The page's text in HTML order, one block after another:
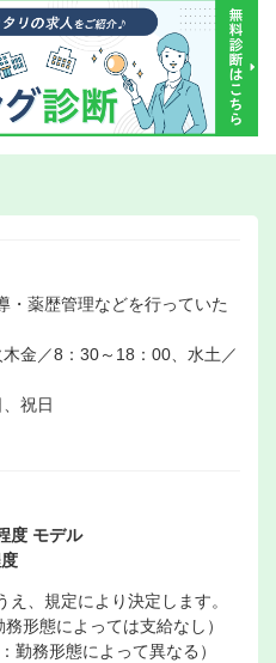
・薬歴管理などを行っていた
金／8：30～18：00、水土／
祝日
度 モデル
、規定により決定します。
形態によっては支給なし）
勤務形態によって異なる）